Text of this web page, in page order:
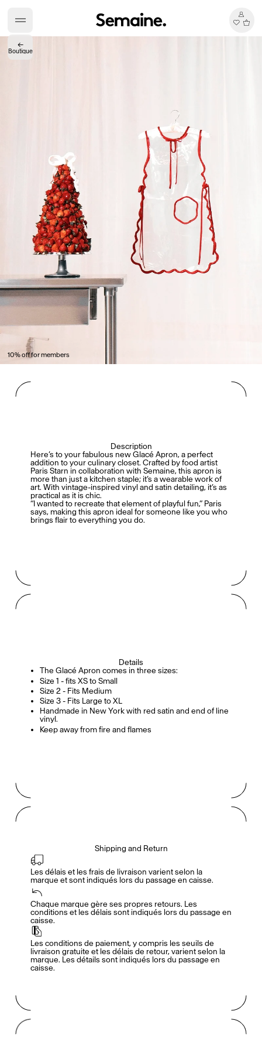
En/Fr
Accès complet pour les membres
←
Boutique
10% off for members
Description
Here’s to your fabulous new Glacé Apron, a perfect
addition to your culinary closet. Crafted by food artist
Paris Starn in collaboration with Semaine, this apron is
more than just a kitchen staple; it’s a wearable work of
art. With vintage-inspired vinyl and satin detailing, it’s as
practical as it is chic.
“I wanted to recreate that element of playful fun,” Paris
says, making this apron ideal for someone like you who
brings flair to everything you do.
Details
The Glacé Apron comes in three sizes:
Size 1 - fits XS to Small
Size 2 - Fits Medium
Size 3 - Fits Large to XL
Handmade in New York with red satin and end of line
vinyl.
Keep away from fire and flames
Shipping and Return
Les délais et les frais de livraison varient selon la
marque et sont indiqués lors du passage en caisse.
Chaque marque gère ses propres retours. Les
conditions et les délais sont indiqués lors du passage en
caisse.
Les conditions de paiement, y compris les seuils de
livraison gratuite et les délais de retour, varient selon la
marque. Les détails sont indiqués lors du passage en
caisse.